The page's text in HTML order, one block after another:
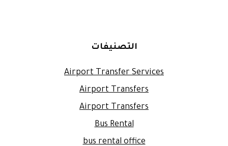
التصنيفات
Airport Transfer Services
Airport Transfers
Airport Transfers
Bus Rental
bus rental office